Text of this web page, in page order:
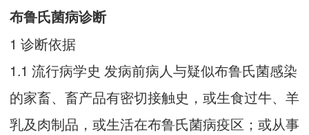
布鲁氏菌病诊断
1 诊断依据
1.1 流行病学史 发病前病人与疑似布鲁氏菌感染
的家畜、畜产品有密切接触史，或生食过牛、羊
乳及肉制品，或生活在布鲁氏菌病疫区；或从事